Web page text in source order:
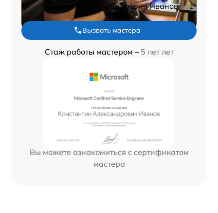
Константин Александрович Иванов
Вызвать мастера
Стаж работы мастером – 5 лет лет
Вы можете ознакомиться с сертификатом
мастера